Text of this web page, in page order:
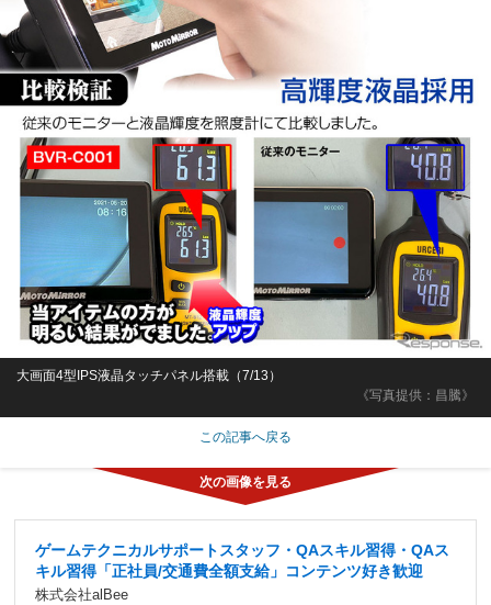
《写真提供：昌騰》
大画面4型IPS液晶タッチパネル搭載（7/13）
この記事へ戻る
ゲームテクニカルサポートスタッフ・QAスキル習得・QAス
キル習得「正社員/交通費全額支給」コンテンツ好き歓迎
株式会社alBee